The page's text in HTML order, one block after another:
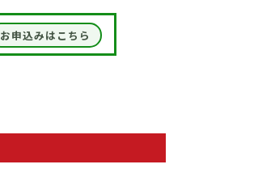
お申込みはこちら